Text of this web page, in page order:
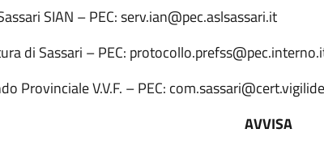
SIAN – PEC: serv.ian@pec.aslsassari.it
di Sassari – PEC:
Provinciale V.V.F. – PEC:
AVVISA